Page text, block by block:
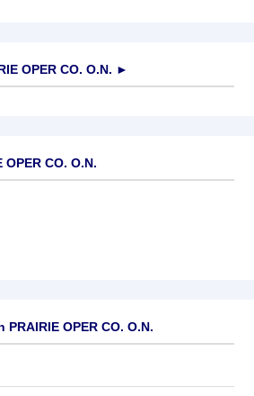
OPER CO. O.N. ►
CO. O.N.
OPER CO. O.N.